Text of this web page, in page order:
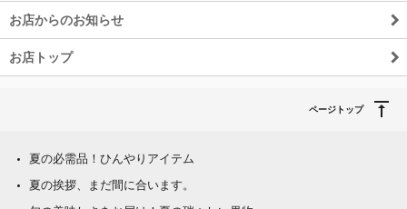
お店からのお知らせ
お店トップ
ページトップ
夏の必需品！ひんやりアイテム
夏の挨拶、まだ間に合います。